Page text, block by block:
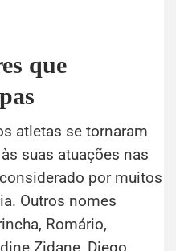
que
atletas se tornaram
suas atuações nas
por muitos
Outros nomes
Romário,